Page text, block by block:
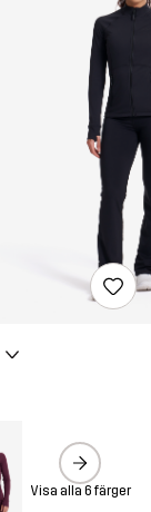
Visa alla 6 färger